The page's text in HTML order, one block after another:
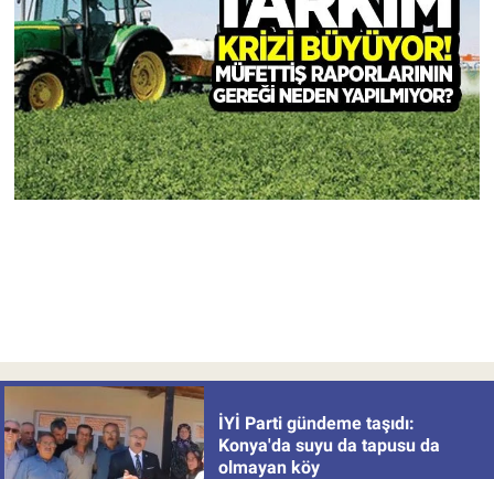
İYİ Parti gündeme taşıdı:
Konya'da suyu da tapusu da
olmayan köy